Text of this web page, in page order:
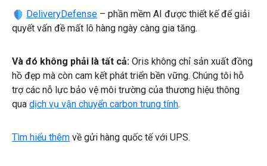
DeliveryDefense – phần mềm AI được thiết kế để giải
quyết vấn đề mất lô hàng ngày càng gia tăng.
Và đó không phải là tất cả: Oris không chỉ sản xuất đồng
hồ đẹp mà còn cam kết phát triển bền vững. Chúng tôi hỗ
trợ các nỗ lực bảo vệ môi trường của thương hiệu thông
qua dịch vụ vận chuyển carbon trung tính.
Tìm hiểu thêm về gửi hàng quốc tế với UPS.